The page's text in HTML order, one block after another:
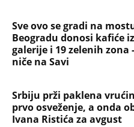
Sve ovo se gradi na
Beogradu donosi kafiće
galerije i 19 zelenih
niče na Savi
Srbiju prži paklena
prvo osveženje, a onda
Ivana Ristića za avgust